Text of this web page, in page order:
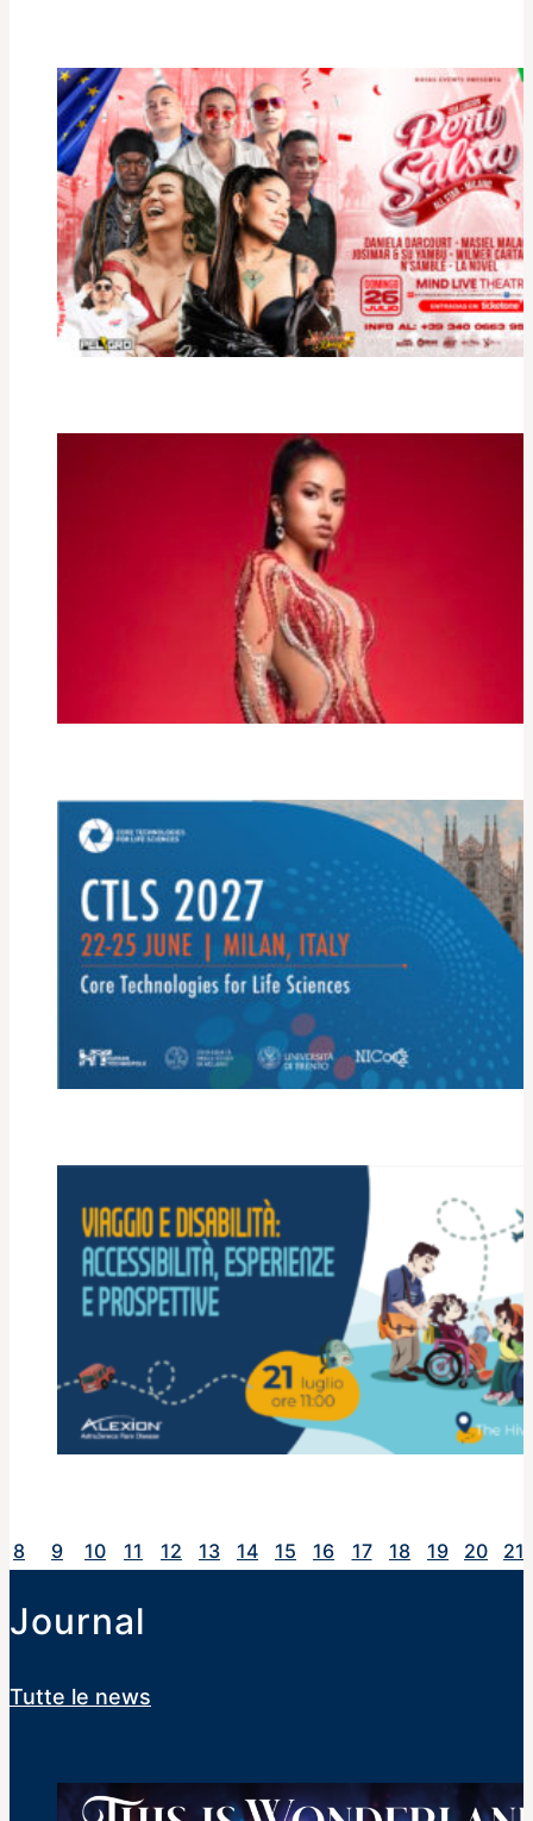
Perù Salsa All Star
Lita Pezo al Milano Latin
Festival
Core Technologies for
Life Sciences Congress
2027
accessibilità,
esperienze e
8 9 10 11 12 13 14 15 16 17 18 19 20 21
Journal
Tutte le news